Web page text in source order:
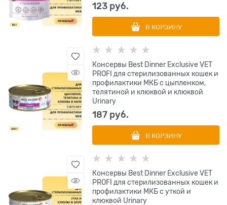
123 руб.
В КОРЗИНУ
Консервы Best Dinner Exclusive VET
PROFI для стерилизованных кошек и
профилактики МКБ с цыпленком,
телятиной и клюквой и клюквой
Urinary
187 руб.
В КОРЗИНУ
Консервы Best Dinner Exclusive VET
PROFI для стерилизованных кошек и
профилактики МКБ с уткой и
клюквой Urinary